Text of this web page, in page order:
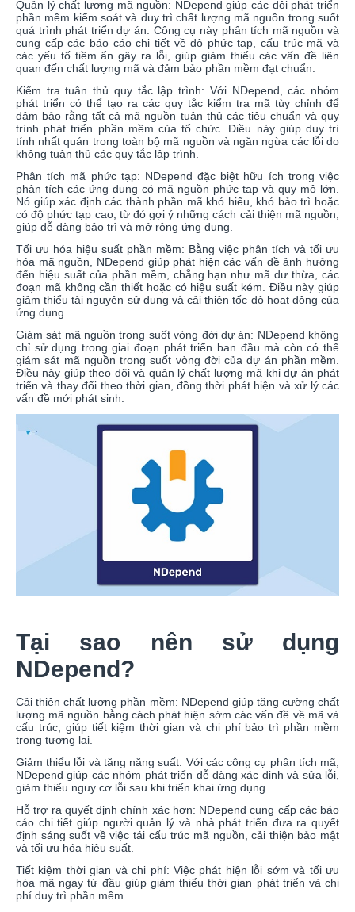
Quản lý chất lượng mã nguồn: NDepend giúp các đội phát triển
phần mềm kiểm soát và duy trì chất lượng mã nguồn trong suốt
quá trình phát triển dự án. Công cụ này phân tích mã nguồn và
cung cấp các báo cáo chi tiết về độ phức tạp, cấu trúc mã và
các yếu tố tiềm ẩn gây ra lỗi, giúp giảm thiểu các vấn đề liên
quan đến chất lượng mã và đảm bảo phần mềm đạt chuẩn.
Kiểm tra tuân thủ quy tắc lập trình: Với NDepend, các nhóm
phát triển có thể tạo ra các quy tắc kiểm tra mã tùy chỉnh để
đảm bảo rằng tất cả mã nguồn tuân thủ các tiêu chuẩn và quy
trình phát triển phần mềm của tổ chức. Điều này giúp duy trì
tính nhất quán trong toàn bộ mã nguồn và ngăn ngừa các lỗi do
không tuân thủ các quy tắc lập trình.
Phân tích mã phức tạp: NDepend đặc biệt hữu ích trong việc
phân tích các ứng dụng có mã nguồn phức tạp và quy mô lớn.
Nó giúp xác định các thành phần mã khó hiểu, khó bảo trì hoặc
có độ phức tạp cao, từ đó gợi ý những cách cải thiện mã nguồn,
giúp dễ dàng bảo trì và mở rộng ứng dụng.
Tối ưu hóa hiệu suất phần mềm: Bằng việc phân tích và tối ưu
hóa mã nguồn, NDepend giúp phát hiện các vấn đề ảnh hưởng
đến hiệu suất của phần mềm, chẳng hạn như mã dư thừa, các
đoạn mã không cần thiết hoặc có hiệu suất kém. Điều này giúp
giảm thiểu tài nguyên sử dụng và cải thiện tốc độ hoạt động của
ứng dụng.
Giám sát mã nguồn trong suốt vòng đời dự án: NDepend không
chỉ sử dụng trong giai đoạn phát triển ban đầu mà còn có thể
giám sát mã nguồn trong suốt vòng đời của dự án phần mềm.
Điều này giúp theo dõi và quản lý chất lượng mã khi dự án phát
triển và thay đổi theo thời gian, đồng thời phát hiện và xử lý các
vấn đề mới phát sinh.
Tại sao nên sử dụng
NDepend?
Cải thiện chất lượng phần mềm: NDepend giúp tăng cường chất
lượng mã nguồn bằng cách phát hiện sớm các vấn đề về mã và
cấu trúc, giúp tiết kiệm thời gian và chi phí bảo trì phần mềm
trong tương lai.
Giảm thiểu lỗi và tăng năng suất: Với các công cụ phân tích mã,
NDepend giúp các nhóm phát triển dễ dàng xác định và sửa lỗi,
giảm thiểu nguy cơ lỗi sau khi triển khai ứng dụng.
Hỗ trợ ra quyết định chính xác hơn: NDepend cung cấp các báo
cáo chi tiết giúp người quản lý và nhà phát triển đưa ra quyết
định sáng suốt về việc tái cấu trúc mã nguồn, cải thiện bảo mật
và tối ưu hóa hiệu suất.
Tiết kiệm thời gian và chi phí: Việc phát hiện lỗi sớm và tối ưu
hóa mã ngay từ đầu giúp giảm thiểu thời gian phát triển và chi
phí duy trì phần mềm.